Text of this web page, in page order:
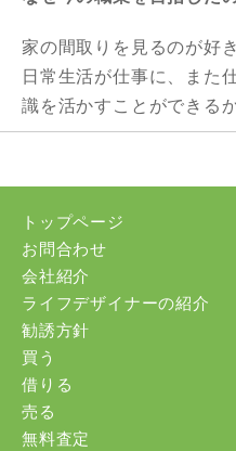
家の間取りを見るのが好
日常生活が仕事に、また
識を活かすことができる
トップページ
お問合わせ
会社紹介
ライフデザイナーの紹介
勧誘方針
買う
借りる
売る
無料査定